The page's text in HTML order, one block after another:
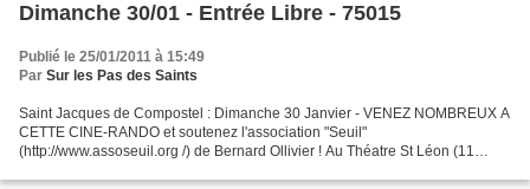
Dimanche 30/01 - Entrée Libre - 75015
Publié le 25/01/2011 à 15:49
Par Sur les Pas des Saints
Saint Jacques de Compostel : Dimanche 30 Janvier - VENEZ NOMBREUX A
CETTE CINE-RANDO et soutenez l'association "Seuil"
(http://www.assoseuil.org /) de Bernard Ollivier ! Au Théatre St Léon (11